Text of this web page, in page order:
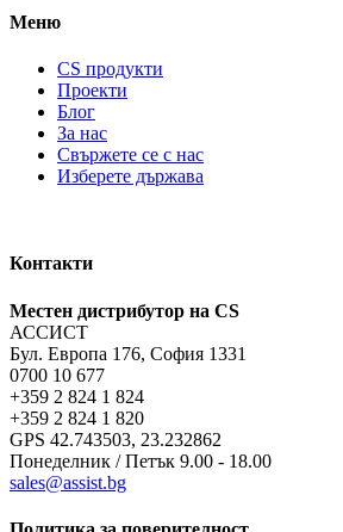
Меню
CS продукти
Проекти
Блог
За нас
Свържете се с нас
Изберете държава
Контакти
Местен дистрибутор на CS
АССИСТ
Бул. Европа 176, София 1331
0700 10 677
+359 2 824 1 824
+359 2 824 1 820
GPS 42.743503, 23.232862
Понеделник / Петък 9.00 - 18.00
sales@assist.bg